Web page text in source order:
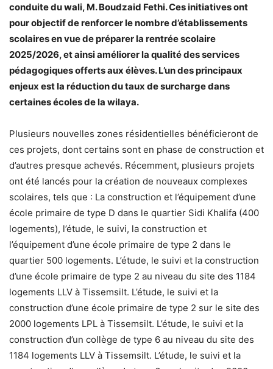
conduite du wali, M. Boudzaid Fethi. Ces initiatives ont
pour objectif de renforcer le nombre d’établissements
scolaires en vue de préparer la rentrée scolaire
2025/2026, et ainsi améliorer la qualité des services
pédagogiques offerts aux élèves. L’un des principaux
enjeux est la réduction du taux de surcharge dans
certaines écoles de la wilaya.
Plusieurs nouvelles zones résidentielles bénéficieront de
ces projets, dont certains sont en phase de construction et
d’autres presque achevés. Récemment, plusieurs projets
ont été lancés pour la création de nouveaux complexes
scolaires, tels que : La construction et l’équipement d’une
école primaire de type D dans le quartier Sidi Khalifa (400
logements), l’étude, le suivi, la construction et
l’équipement d’une école primaire de type 2 dans le
quartier 500 logements. L’étude, le suivi et la construction
d’une école primaire de type 2 au niveau du site des 1184
logements LLV à Tissemsilt. L’étude, le suivi et la
construction d’une école primaire de type 2 sur le site des
2000 logements LPL à Tissemsilt. L’étude, le suivi et la
construction d’un collège de type 6 au niveau du site des
1184 logements LLV à Tissemsilt. L’étude, le suivi et la